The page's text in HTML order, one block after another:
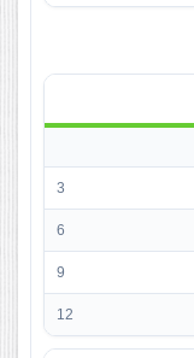
3
6
9
12